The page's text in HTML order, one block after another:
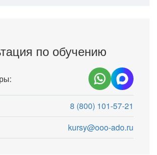
по обучению
8 (800) 101-57-21
kursy@ooo-ado.ru